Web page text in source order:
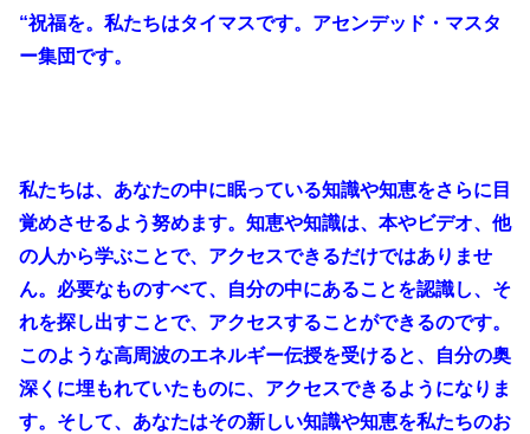
“祝福を。私たちはタイマスです。アセンデッド・マスタ
ー集団です。
私たちは、あなたの中に眠っている知識や知恵をさらに目
覚めさせるよう努めます。知恵や知識は、本やビデオ、他
の人から学ぶことで、アクセスできるだけではありませ
ん。必要なものすべて、自分の中にあることを認識し、そ
れを探し出すことで、アクセスすることができるのです。
このような高周波のエネルギー伝授を受けると、自分の奥
深くに埋もれていたものに、アクセスできるようになりま
す。そして、あなたはその新しい知識や知恵を私たちのお